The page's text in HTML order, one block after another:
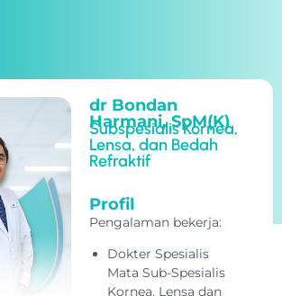
dr Bondan
Harmani, SpM(K)
Subspesialis Kornea,
Lensa, dan Bedah
Refraktif
Profil
Pengalaman bekerja:
Dokter Spesialis
Mata Sub-Spesialis
Kornea, Lensa dan